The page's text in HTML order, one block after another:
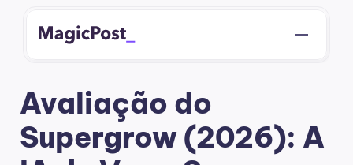
Avaliação do
Supergrow (2026): A